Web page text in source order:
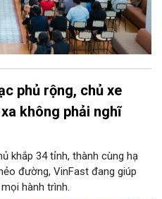
phủ rộng, chủ xe
không phải nghĩ
khắp 34 tỉnh, thành cùng hạ
đường, VinFast đang giúp
hành trình.